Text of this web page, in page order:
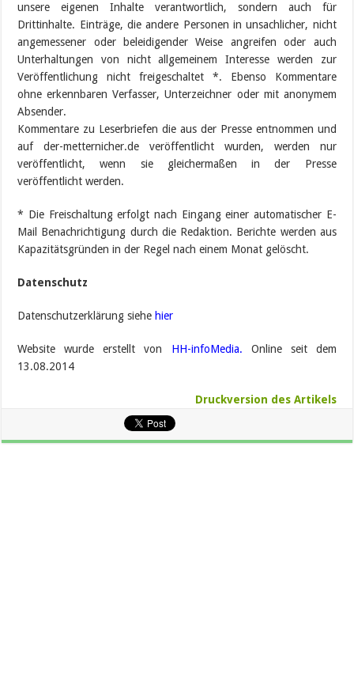
unsere eigenen Inhalte verantwortlich, sondern auch für
Drittinhalte. Einträge, die andere Personen in unsachlicher, nicht
angemessener oder beleidigender Weise angreifen oder auch
Unterhaltungen von nicht allgemeinem Interesse werden zur
Veröffentlichung nicht freigeschaltet *. Ebenso Kommentare
ohne erkennbaren Verfasser, Unterzeichner oder mit anonymem
Absender.
Kommentare zu Leserbriefen die aus der Presse entnommen und
auf der-metternicher.de veröffentlicht wurden, werden nur
veröffentlicht, wenn sie gleichermaßen in der Presse
veröffentlicht werden.
* Die Freischaltung erfolgt nach Eingang einer automatischer E-
Mail Benachrichtigung durch die Redaktion. Berichte werden aus
Kapazitätsgründen in der Regel nach einem Monat gelöscht.
Datenschutz
Datenschutzerklärung siehe hier
Website wurde erstellt von HH-infoMedia. Online seit dem
13.08.2014
Druckversion des Artikels